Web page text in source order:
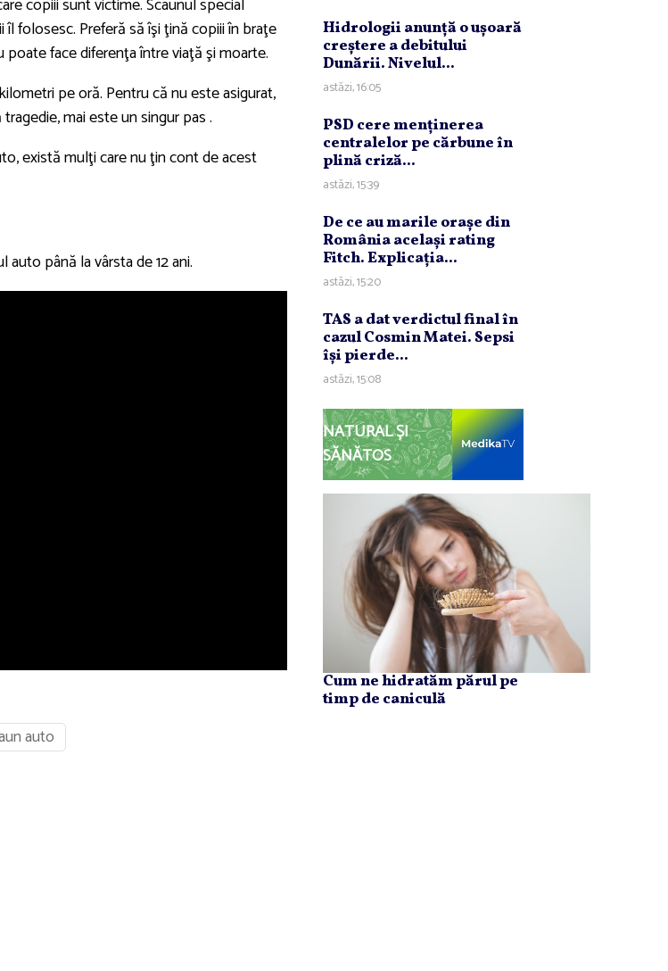
copiii sunt victime. Scaunul special
folosesc. Preferă să îşi ţină copiii în braţe
face diferenţa între viaţă şi moarte.
pe oră. Pentru că nu este asigurat,
mai este un singur pas .
există mulţi care nu ţin cont de acest
până la vârsta de 12 ani.
auto
Hidrologii anunţă o uşoară
creştere a debitului
Dunării. Nivelul...
astăzi, 16:05
PSD cere menţinerea
centralelor pe cărbune în
plină criză...
astăzi, 15:39
De ce au marile oraşe din
România acelaşi rating
Fitch. Explicaţia...
astăzi, 15:20
TAS a dat verdictul final în
cazul Cosmin Matei. Sepsi
îşi pierde...
astăzi, 15:08
NATURAL ȘI
SĂNĂTOS
Cum ne hidratăm părul pe
timp de caniculă